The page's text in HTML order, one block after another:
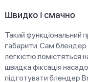
Швидко і смачно
Такий функціональний
габарити. Сам блендер
легкістю помістяться
швидка фіксація
підготувати блендер